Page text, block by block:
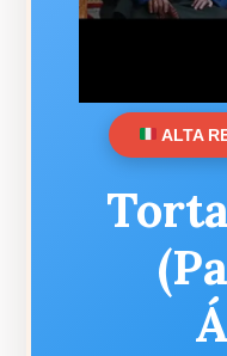
ALTA